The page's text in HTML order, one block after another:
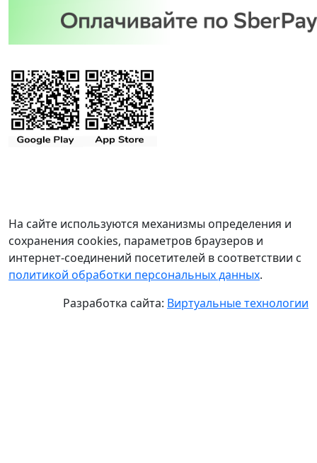
На сайте используются механизмы определения и
сохранения cookies, параметров браузеров и
интернет-соединений посетителей в соответствии с
политикой обработки персональных данных.
Разработка сайта: Виртуальные технологии